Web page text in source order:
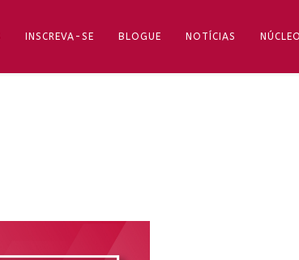
INSCREVA-SE BLOGUE NOTÍCIAS